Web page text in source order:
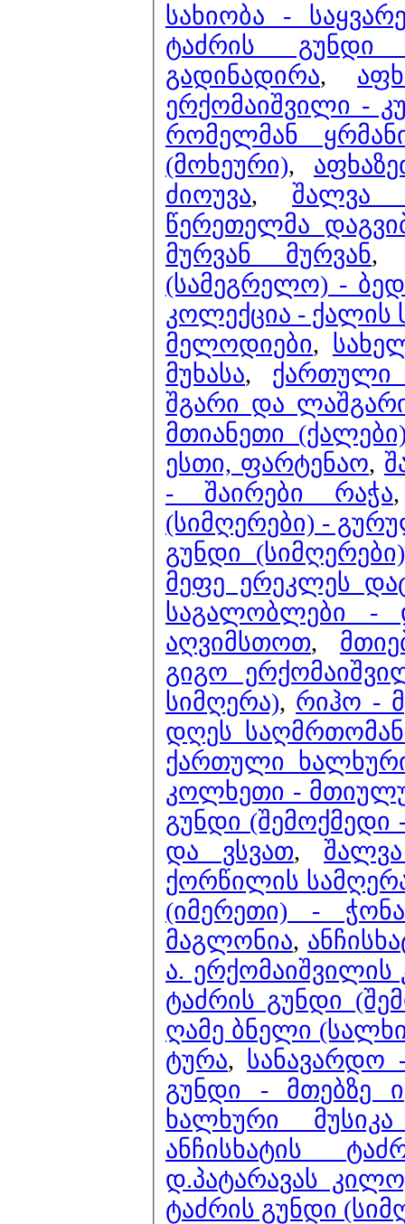
სახიობა -
ტაძრის გუნდი
გადინადირა,
ერქომაიშვილი -
რომელმან
(მოხეური),
ძიოუვა, შალვა
წერეთელმა
მურვან მურვან
(სამეგრელო) -
კოლექცია - ქალის
მელოდიები,
მუხასა, ქართული
შგარი და
მთიანეთი
ესთი, ფარტენაო,
- შაირები რაჭა
(სიმღერები) -
გუნდი
მეფე ერეკლეს
საგალობლები -
აღვიმსთოთ,
გიგო
სიმღერა), რიჰო -
დღეს
ქართული
კოლხეთი -
გუნდი
და ვსვათ,
ქორწილის
(იმერეთი) -
მაგლონია,
ა.
ტაძრის გუნდი
ღამე ბნელი
ტურა, სანავარდო
გუნდი - მთებზე
ხალხური
ანჩისხატის
დ.პატარავას
ტაძრის გუნდი